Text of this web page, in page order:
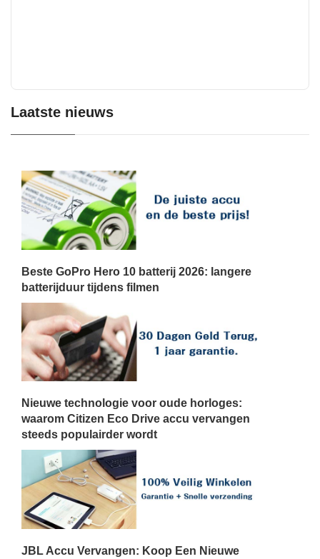
Laatste nieuws
Beste GoPro Hero 10 batterij 2026: langere
batterijduur tijdens filmen
Nieuwe technologie voor oude horloges:
waarom Citizen Eco Drive accu vervangen
steeds populairder wordt
JBL Accu Vervangen: Koop Een Nieuwe